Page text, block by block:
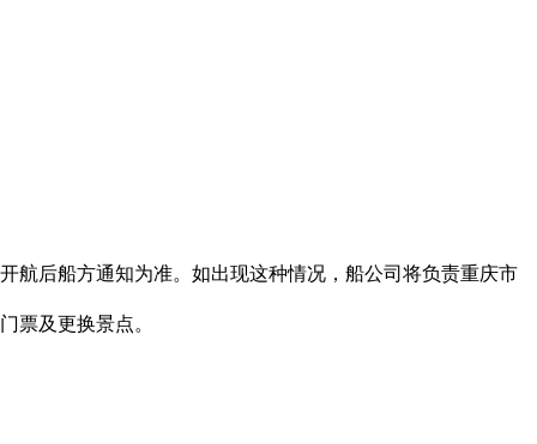
航后船方通知为准。如出现这种情况，船公司将负责重庆市
票及更换景点。